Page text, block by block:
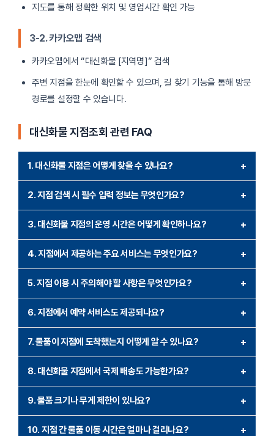
지도를 통해 정확한 위치 및 영업시간 확인 가능
3-2. 카카오맵 검색
카카오맵에서 “대신화물 [지역명]” 검색
주변 지점을 한눈에 확인할 수 있으며, 길 찾기 기능을 통해 방문
경로를 설정할 수 있습니다.
대신화물 지점조회 관련 FAQ
1. 대신화물 지점은 어떻게 찾을 수 있나요? +
대신화물 지점은 공식 홈페이지를 통해 손쉽게 찾을 수 있습니다.
지점을 검색할 수 있습니다. 또한, 고객센터에 전화를 걸어 상담원을
애플리케이션을 이용하면 실시간으로 지점 정보를 확인할 수 있어
2. 지점 검색 시 필수 입력 정보는 무엇인가요? +
구체적이고 정확하게 나옵니다. 일부 시스템에서는 우편번호를
예정일이나 시간에 대한 정보를 입력하면 더 나은 서비스를 받을
3. 대신화물 지점의 운영 시간은 어떻게 확인하나요? +
6시까지 운영되지만, 주말이나 공휴일에는 단축 운영되거나 휴무일
시간을 미리 확인하는 것이 좋습니다. 일부 지점에서는 연장 근무
4. 지점에서 제공하는 주요 서비스는 무엇인가요? +
재료 제공 및 포장 지원이 있습니다. 또한, 대량 물품을 발송하려는
지점에서는 추가적인 물류 솔루션이나 기업 고객을 위한 특별
5. 지점 이용 시 주의해야 할 사항은 무엇인가요? +
제공되는지 확인하는 것이 중요합니다. 또한, 운송장 번호를 반드시
귀중품이나 파손 가능성이 높은 물품을 보낼 경우, 추가 보험 가입을
6. 지점에서 예약 서비스도 제공되나요? +
대신화물 지점 중 일부는 예약 서비스를 제공합니다. 고객은 전화나
시간을 줄이고 빠른 서비스를 받을 수 있습니다. 특히 대량 발송이나
물품의 크기, 수량, 무게를 미리 알려주는 것이 효율적인 서비스를
7. 물품이 지점에 도착했는지 어떻게 알 수 있나요? +
운송장 번호를 입력하면 실시간으로 물품의 상태를 조회할 수
확인이 필요한 경우, 해당 지점으로 직접 연락해 확인할 수 있습니다.
8. 대신화물 지점에서 국제 배송도 가능한가요? +
국가별로 배송 소요 시간과 비용이 다를 수 있습니다. 국제 배송
9. 물품 크기나 무게 제한이 있나요? +
대신화물 지점에서는 물품 크기와 무게에 따라 제한이 있을 수
10. 지점 간 물품 이동 시간은 얼마나 걸리나요? +